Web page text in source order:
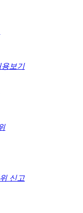
용보기
신고